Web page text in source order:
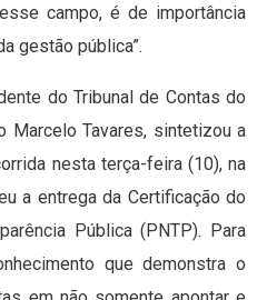
campo, é de importância
gestão pública”.
do Tribunal de Contas do
Marcelo Tavares, sintetizou a
nesta terça-feira (10), na
a entrega da Certificação do
Pública (PNTP). Para
que demonstra o